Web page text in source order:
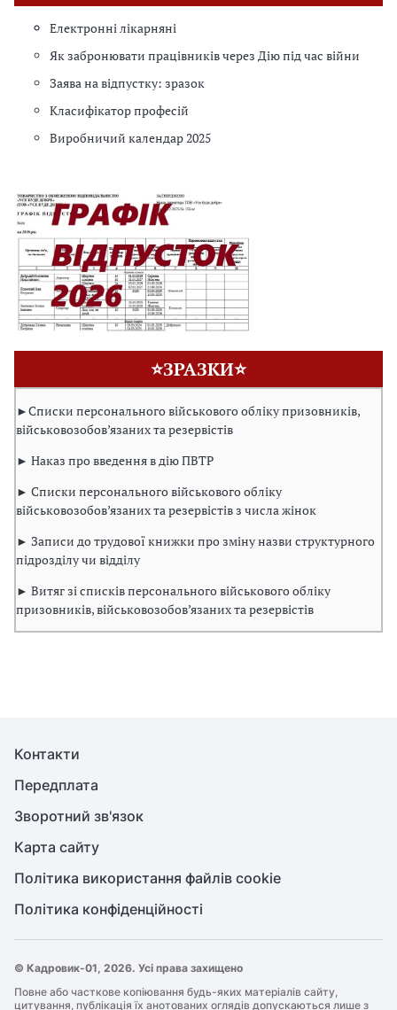
Електронні лікарняні
Як забронювати працівників через Дію під час війни
Заява на відпустку: зразок
Класифікатор професій
Виробничий календар 2025
⭐ЗРАЗКИ⭐
►Списки персонального військового обліку призовників,
військовозобов’язаних та резервістів
► Наказ про введення в дію ПВТР
► Списки персонального військового обліку
військовозобов’язаних та резервістів з числа жінок
► Записи до трудової книжки про зміну назви структурного
підрозділу чи відділу
► Витяг зі списків персонального військового обліку
призовників, військовозобов’язаних та резервістів
Контакти
Передплата
Зворотний зв'язок
Карта сайту
Політика використання файлів cookie
Політика конфіденційності
© Кадровик-01, 2026. Усі права захищено
Повне або часткове копіювання будь-яких матеріалів сайту,
цитування, публікація їх анотованих оглядів допускаються лише з